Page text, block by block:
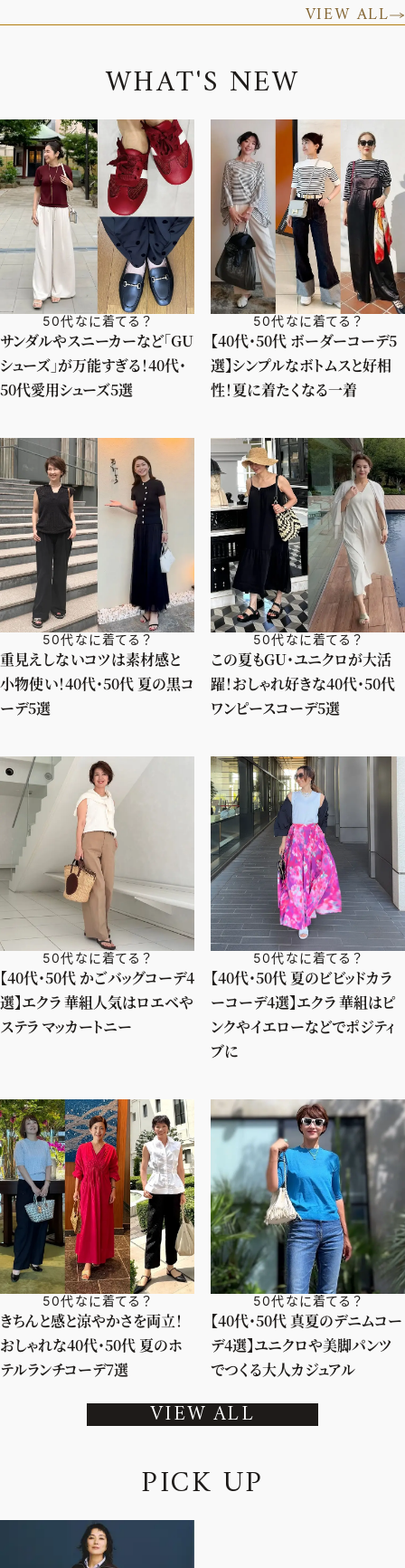
VIEW ALL
WHAT'S NEW
50代なに着てる？
サンダルやスニーカーなど「GU
シューズ」が万能すぎる！40代・
50代愛用シューズ5選
50代なに着てる？
【40代・50代 ボーダーコーデ5
選】シンプルなボトムスと好相
性！夏に着たくなる一着
50代なに着てる？
重見えしないコツは素材感と
小物使い！40代・50代 夏の黒コ
ーデ5選
50代なに着てる？
この夏もGU・ユニクロが大活
躍！おしゃれ好きな40代・50代
ワンピースコーデ5選
50代なに着てる？
【40代・50代 かごバッグコーデ4
選】エクラ 華組人気はロエベや
ステラ マッカートニー
50代なに着てる？
【40代・50代 夏のビビッドカラ
ーコーデ4選】エクラ 華組はピ
ンクやイエローなどでポジティ
ブに
50代なに着てる？
きちんと感と涼やかさを両立！
おしゃれな40代・50代 夏のホ
テルランチコーデ7選
50代なに着てる？
【40代・50代 真夏のデニムコー
デ4選】ユニクロや美脚パンツ
でつくる大人カジュアル
VIEW ALL
PICK UP